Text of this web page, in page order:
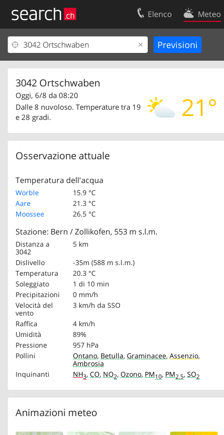
Elenco Meteo
3042 Ortschwaben
21°
Oggi, 6/8 da 08:20
Dalle 8 nuvoloso. Temperature tra 19
e 28 gradi.
Osservazione attuale
Temperatura dell'acqua
Worble
15.9 °C
Aare
21.3 °C
Moossee
26.5 °C
Stazione: Bern / Zollikofen, 553 m s.l.m.
Distanza a
3042
5 km
Dislivello
-35m (588 m s.l.m.)
Temperatura
20.3 °C
Soleggiato
1 di 10 min
Precipitazioni
0 mm/h
Velocità del
vento
3 km/h da SSO
Raffica
4 km/h
Umidità
89%
Pressione
957 hPa
Pollini
Ontano, Betulla, Graminacee, Assenzio,
Ambrosia
Inquinanti
NH3, CO, NO2, Ozono, PM10, PM2.5, SO2
Animazioni meteo
Il vostro profolio
Area clienti
Informazioni Legali
Contatti
Condizioni d’uso